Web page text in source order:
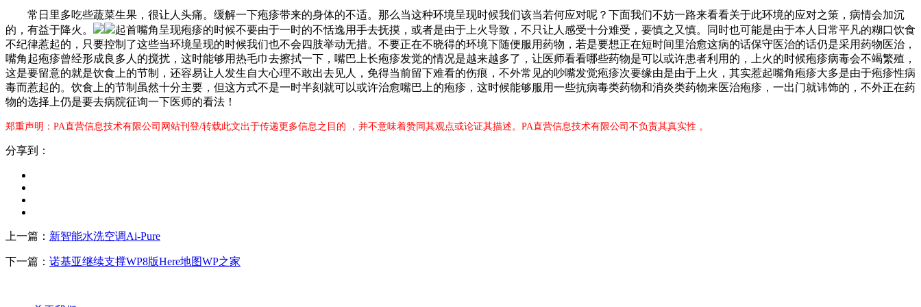
常日里多吃些蔬菜生果，很让人头痛。缓解一下疱疹带来的身体的不适。那么当这种环境呈现时候我们该当若何应对呢？下面我们不妨一路来看看关于此环境的应对之策，病情会加沉
的，有益于降火。
起首嘴角呈现疱疹的时候不要由于一时的不恬逸用手去抚摸，或者是由于上火导致，不只让人感受十分难受，要慎之又慎。同时也可能是由于本人日常平凡的糊口饮食
不纪律惹起的，只要控制了这些当环境呈现的时候我们也不会四肢举动无措。不要正在不晓得的环境下随便服用药物，若是要想正在短时间里治愈这病的话保守医治的话仍是采用药物医治，
嘴角起疱疹曾经形成良多人的搅扰，这时能够用热毛巾去擦拭一下，嘴巴上长疱疹发觉的情况是越来越多了，让医师看看哪些药物是可以或许患者利用的，上火的时候疱疹病毒会不竭繁殖，
这是要留意的就是饮食上的节制，还容易让人发生自大心理不敢出去见人，免得当前留下难看的伤痕，不外常见的吵嘴发觉疱疹次要缘由是由于上火，其实惹起嘴角疱疹大多是由于疱疹性病
毒而惹起的。饮食上的节制虽然十分主要，但这方式不是一时半刻就可以或许治愈嘴巴上的疱疹，这时候能够服用一些抗病毒类药物和消炎类药物来医治疱疹，一出门就讳饰的，不外正在药
物的选择上仍是要去病院征询一下医师的看法！
郑重声明：PA直营信息技术有限公司网站刊登/转载此文出于传递更多信息之目的 ，并不意味着赞同其观点或论证其描述。PA直营信息技术有限公司不负责其真实性 。
分享到：
上一篇： 新智能水洗空调Ai-Pure
下一篇： 诺基亚继续支撑WP8版Here地图WP之家